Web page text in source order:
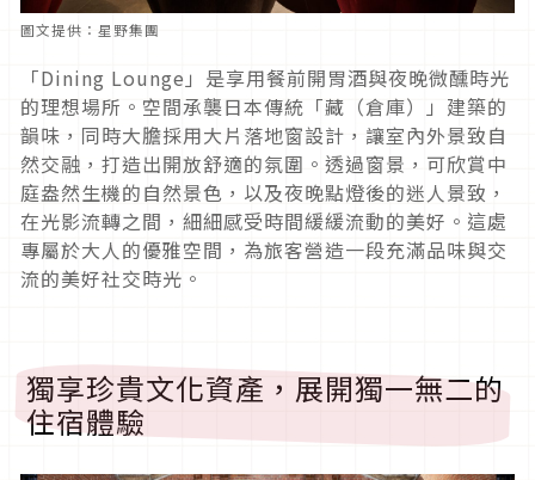
圖文提供：星野集團
「Dining Lounge」是享用餐前開胃酒與夜晚微醺時光
的理想場所。空間承襲日本傳統「藏（倉庫）」建築的
韻味，同時大膽採用大片落地窗設計，讓室內外景致自
然交融，打造出開放舒適的氛圍。透過窗景，可欣賞中
庭盎然生機的自然景色，以及夜晚點燈後的迷人景致，
在光影流轉之間，細細感受時間緩緩流動的美好。這處
專屬於大人的優雅空間，為旅客營造一段充滿品味與交
流的美好社交時光。
獨享珍貴文化資產，展開獨一無二的
住宿體驗